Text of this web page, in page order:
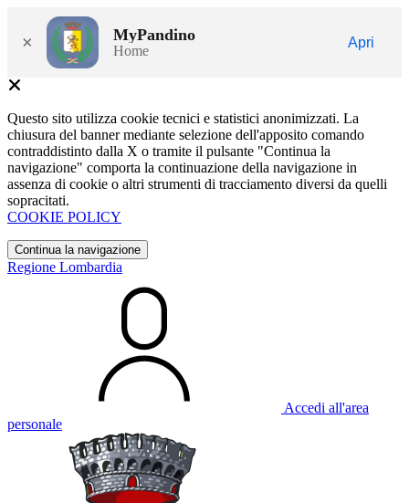
× MyPandino
Home
Apri
Questo sito utilizza cookie tecnici e statistici anonimizzati. La
chiusura del banner mediante selezione dell'apposito comando
contraddistinto dalla X o tramite il pulsante "Continua la
navigazione" comporta la continuazione della navigazione in
assenza di cookie o altri strumenti di tracciamento diversi da quelli
sopracitati.
COOKIE POLICY
Continua la navigazione
Regione Lombardia
Accedi all'area
personale